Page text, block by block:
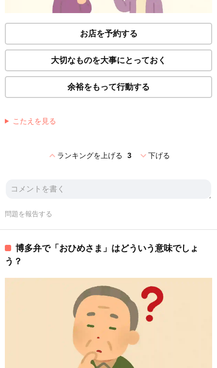
お店を予約する
大切なものを大事にとっておく
余裕をもって行動する
こたえを見る
expand_lessランキングを上げる 3 expand_more下げる
問題を報告する
博多弁で「おひめさま」はどういう意味でしょ
う？